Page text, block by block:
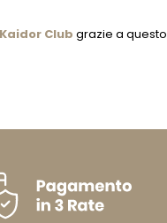
Club grazie a questo